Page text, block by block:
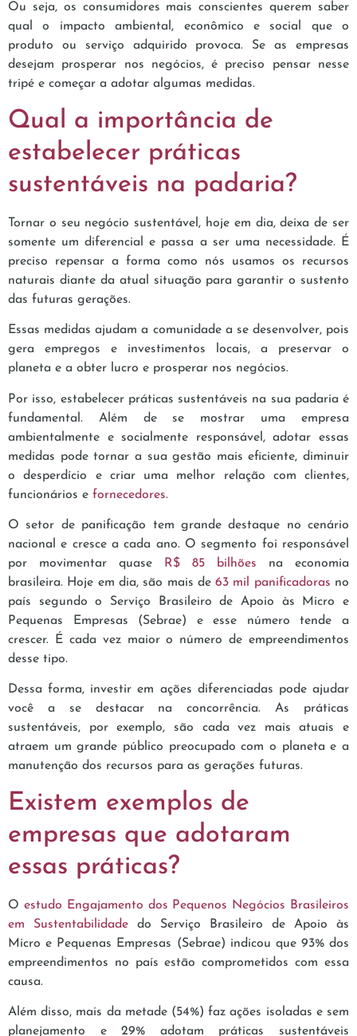
Ou seja, os consumidores mais conscientes querem saber
qual o impacto ambiental, econômico e social que o
produto ou serviço adquirido provoca. Se as empresas
desejam prosperar nos negócios, é preciso pensar nesse
tripé e começar a adotar algumas medidas.
Qual a importância de
estabelecer práticas
sustentáveis na padaria?
Tornar o seu negócio sustentável, hoje em dia, deixa de ser
somente um diferencial e passa a ser uma necessidade. É
preciso repensar a forma como nós usamos os recursos
naturais diante da atual situação para garantir o sustento
das futuras gerações.
Essas medidas ajudam a comunidade a se desenvolver, pois
gera empregos e investimentos locais, a preservar o
planeta e a obter lucro e prosperar nos negócios.
Por isso, estabelecer práticas sustentáveis na sua padaria é
fundamental. Além de se mostrar uma empresa
ambientalmente e socialmente responsável, adotar essas
medidas pode tornar a sua gestão mais eficiente, diminuir
o desperdício e criar uma melhor relação com clientes,
funcionários e fornecedores.
O setor de panificação tem grande destaque no cenário
nacional e cresce a cada ano. O segmento foi responsável
por movimentar quase
R$ 85 bilhões na economia
brasileira. Hoje em dia, são mais de63 mil panificadoras no
país segundo o Serviço Brasileiro de Apoio às Micro e
Pequenas Empresas (Sebrae) e esse número tende a
crescer. É cada vez maior o número de empreendimentos
desse tipo.
Dessa forma, investir em ações diferenciadas pode ajudar
você a se destacar na concorrência. As práticas
sustentáveis, por exemplo, são cada vez mais atuais e
atraem um grande público preocupado com o planeta e a
manutenção dos recursos para as gerações futuras.
Existem exemplos de
empresas que adotaram
essas práticas?
O estudo Engajamento dos Pequenos Negócios Brasileiros
em Sustentabilidade do Serviço Brasileiro de Apoio às
Micro e Pequenas Empresas (Sebrae) indicou que 93% dos
empreendimentos no país estão comprometidos com essa
causa.
Além disso, mais da metade (54%) faz ações isoladas e sem
planejamento e 29% adotam práticas sustentáveis